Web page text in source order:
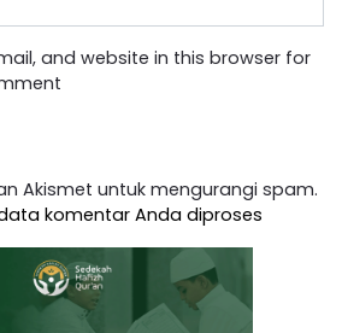
and website in this browser for
Akismet untuk mengurangi spam.
komentar Anda diproses